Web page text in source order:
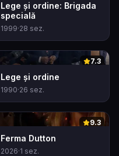
Lege și ordine: Brigada
specială
1999·28 sez.
7.3
Lege și ordine
1990·26 sez.
9.3
Ferma Dutton
2026·1 sez.